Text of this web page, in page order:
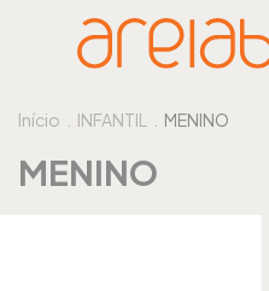
Início INFANTIL MENINO
MENINO